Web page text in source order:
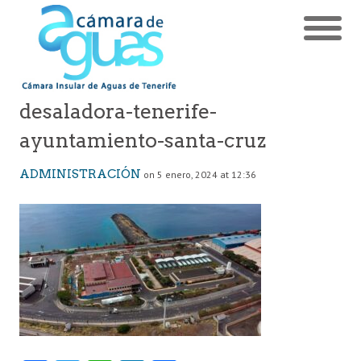
desaladora-tenerife-
ayuntamiento-santa-cruz
ADMINISTRACIÓN on 5 enero, 2024 at 12:36